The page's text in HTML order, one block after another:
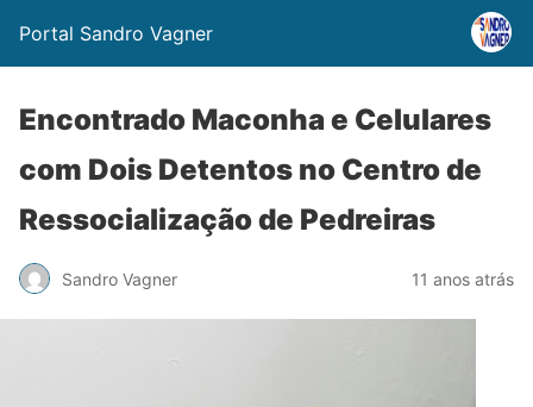
Portal Sandro Vagner
Encontrado Maconha e Celulares
com Dois Detentos no Centro de
Ressocialização de Pedreiras
Sandro Vagner 11 anos atrás